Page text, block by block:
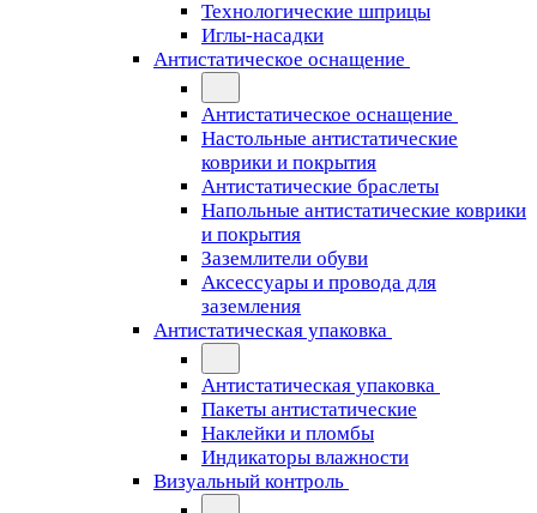
Технологические шприцы
Иглы-насадки
Антистатическое оснащение
Антистатическое оснащение
Настольные антистатические
коврики и покрытия
Антистатические браслеты
Напольные антистатические коврики
и покрытия
Заземлители обуви
Аксессуары и провода для
заземления
Антистатическая упаковка
Антистатическая упаковка
Пакеты антистатические
Наклейки и пломбы
Индикаторы влажности
Визуальный контроль